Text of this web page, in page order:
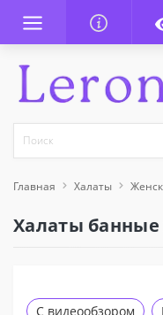
Главная Халаты
Халаты
С видеообзором